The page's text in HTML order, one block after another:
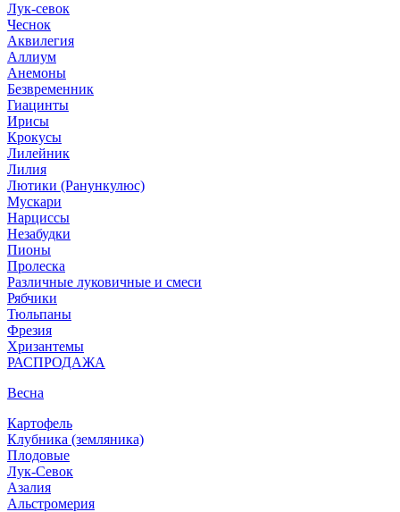
Лук-севок
Чеснок
Аквилегия
Аллиум
Анемоны
Безвременник
Гиацинты
Ирисы
Крокусы
Лилейник
Лилия
Лютики (Ранункулюс)
Мускари
Нарцисcы
Незабудки
Пионы
Пролеска
Различные луковичные и смеси
Рябчики
Тюльпаны
Фрезия
Хризантемы
РАСПРОДАЖА
Весна
Картофель
Клубника (земляника)
Плодовые
Лук-Севок
Азалия
Альстромерия